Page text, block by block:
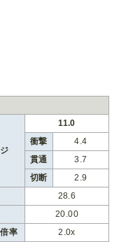
11.0
衝撃
4.4
貫通
3.7
切断
2.9
28.6
20.00
率
2.0x